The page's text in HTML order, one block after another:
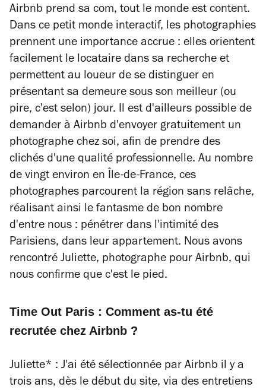
Airbnb prend sa com, tout le monde est content.
Dans ce petit monde interactif, les photographies
prennent une importance accrue : elles orientent
facilement le locataire dans sa recherche et
permettent au loueur de se distinguer en
présentant sa demeure sous son meilleur (ou
pire, c'est selon) jour. Il est d'ailleurs possible de
demander à Airbnb d'envoyer gratuitement un
photographe chez soi, afin de prendre des
clichés d'une qualité professionnelle. Au nombre
de vingt environ en Île-de-France, ces
photographes parcourent la région sans relâche,
réalisant ainsi le fantasme de bon nombre
d'entre nous : pénétrer dans l'intimité des
Parisiens, dans leur appartement. Nous avons
rencontré Juliette, photographe pour Airbnb, qui
nous confirme que c'est le pied.
Time Out Paris : Comment as-tu été
recrutée chez Airbnb ?
Juliette* : J'ai été sélectionnée par Airbnb il y a
trois ans, dès le début du site, via des entretiens